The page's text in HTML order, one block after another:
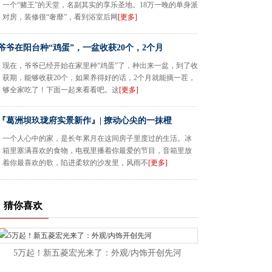
一个“赌王”的天堂，名副其实的享乐圣地。18万一晚的单身派
对房，装修很“奢靡”，看到浴室后网 [更多]
爷在阳台种“鸡蛋”，一盆收获20个，2个月
现在，爷爷已经开始在家里种“鸡蛋”了，种出来一盆，到了收
获期，能够收获20个，如果养得好的话，2个月就能摘一茬，
够全家吃了！下面一起来看看吧。这[更多]
葛洲坝玖珑府实景新作』| 撩动心尖的一抹橙
一个人心中的家，是长年累月在这间房子里度过的生活。冰
箱里塞满喜欢的食物，电视里播着你最爱的节目，音箱里放
着你最喜欢的歌，陷进柔软的沙发里，风雨不[更多]
猜你喜欢
5万起！新五菱宏光来了：外观/内饰开创先河